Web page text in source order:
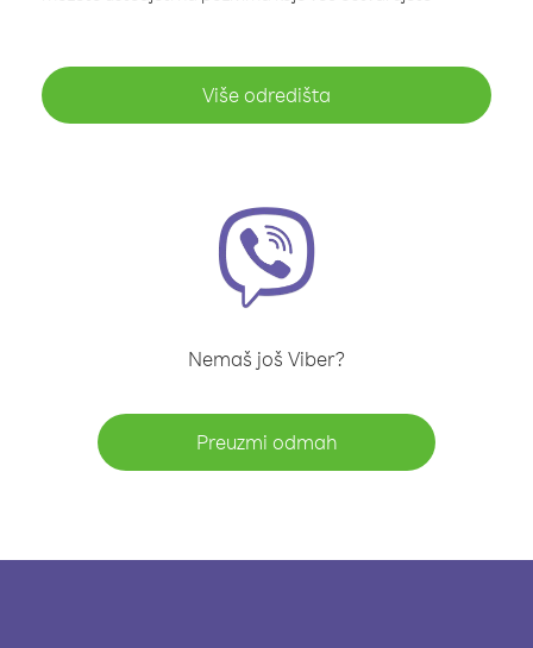
Više odredišta
Nemaš još Viber?
Preuzmi odmah